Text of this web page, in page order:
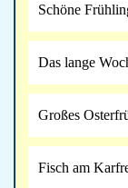
Schöne
Das lange
Großes
Fisch am